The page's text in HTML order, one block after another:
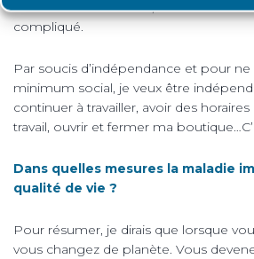
La situation s’améliore, les choses
compliqué.
Par soucis d’indépendance et pour
minimum social, je veux être
continuer à travailler, avoir des
travail, ouvrir et fermer ma
Dans quelles mesures la maladie
qualité de vie ?
Pour résumer, je dirais que lorsque
vous changez de planète. Vous